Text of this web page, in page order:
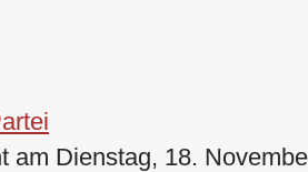
am Dienstag, 18.